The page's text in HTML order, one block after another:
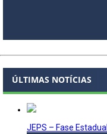
ÚLTIMAS NOTÍCIAS
JEPS – Fase Estadual